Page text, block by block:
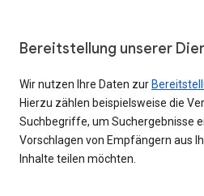
Bereitstellung unserer
Wir nutzen Ihre Daten zur
Hierzu zählen beispielsweise die
Suchbegriffe, um Suchergebnisse
Vorschlagen von Empfängern aus
Inhalte teilen möchten.